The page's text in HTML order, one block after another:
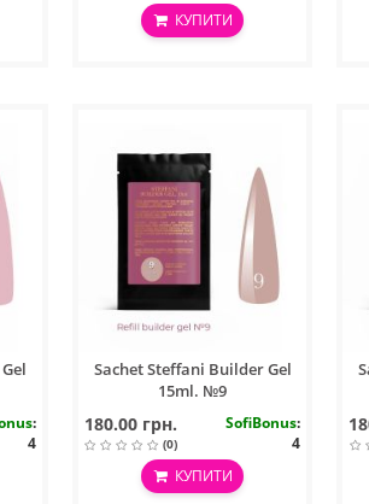
КУПИТИ
:
4
Sachet Steffani Builder Gel
15ml. №9
180.00 грн.
(0)
SofiBonus:
4
КУПИТИ